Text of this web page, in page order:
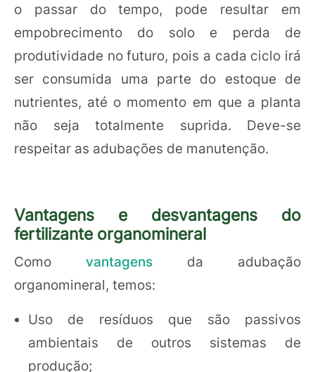
o passar do tempo, pode resultar em
empobrecimento do solo e perda de
produtividade no futuro, pois a cada ciclo irá
ser consumida uma parte do estoque de
nutrientes, até o momento em que a planta
não seja totalmente suprida. Deve-se
respeitar as adubações de manutenção.
Vantagens e desvantagens do
fertilizante organomineral
Como vantagens da adubação
organomineral, temos:
Uso de resíduos que são passivos
ambientais de outros sistemas de
produção;